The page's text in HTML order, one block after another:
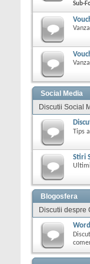
Sub-
Social Media
Discutii Social
Tips
Stiri
Blogosfera
Discutii despre